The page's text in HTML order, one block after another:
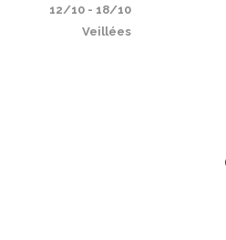
12/10 - 18/10
Veillées